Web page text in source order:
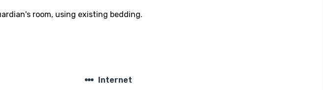
room, using existing bedding.
steppers Internet